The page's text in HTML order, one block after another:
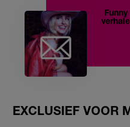
EXCLUSIEF VOOR